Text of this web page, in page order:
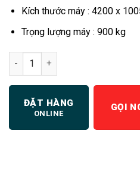
Kích thước máy : 4200 x
Trọng lượng máy : 900 kg
Máy đóng gói nằm 250 số lượng
ĐẶT HÀNG
ONLINE
GỌI